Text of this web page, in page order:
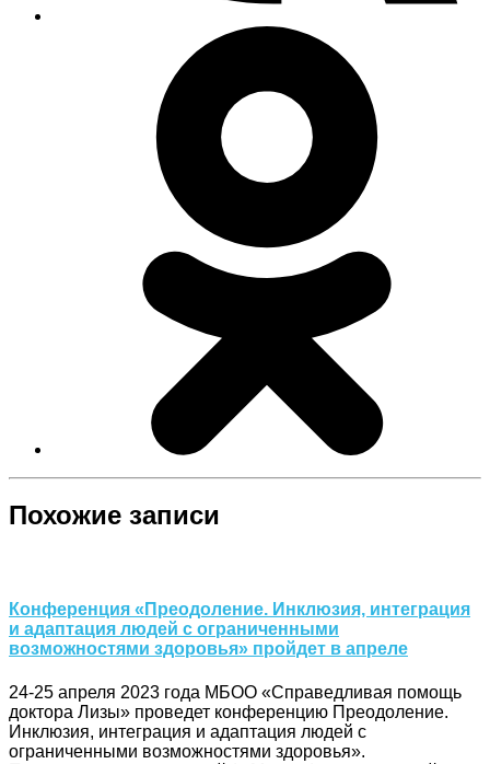
Похожие записи
Конференция «Преодоление. Инклюзия, интеграция
и адаптация людей с ограниченными
возможностями здоровья» пройдет в апреле
24-25 апреля 2023 года МБОО «Справедливая помощь
доктора Лизы» проведет конференцию Преодоление.
Инклюзия, интеграция и адаптация людей с
ограниченными возможностями здоровья».